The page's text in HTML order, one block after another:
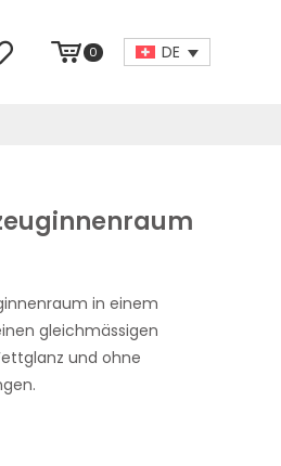
0 DE
in einem
gleichmässigen
und ohne